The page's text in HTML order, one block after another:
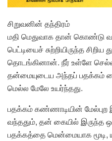
சிறுவனின் தந்திரம்
மதி மெதுவாக தான்
பெட்டியைச் சுற்றியிருந்த
தொடங்கினான். நீர் உள்ளே
தன்மையுடைய அந்தப் பதக்கம்
மெல்ல மேலே உயர்ந்தது.
பதக்கம் கண்ணாடியின் மேல்புற
வந்ததும், தன் கையில் இருந்த
பதக்கத்தை மென்மையாக மூடி,